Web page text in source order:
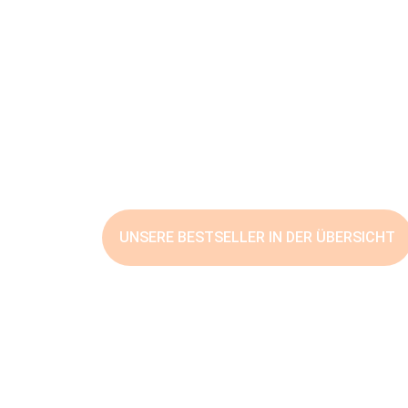
UNSERE BESTSELLER IN DER ÜBERSICHT